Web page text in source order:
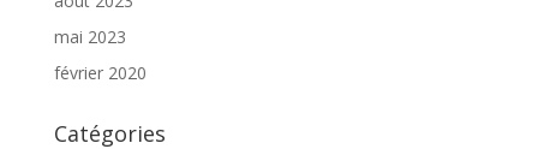
mai 2023
février 2020
Catégories